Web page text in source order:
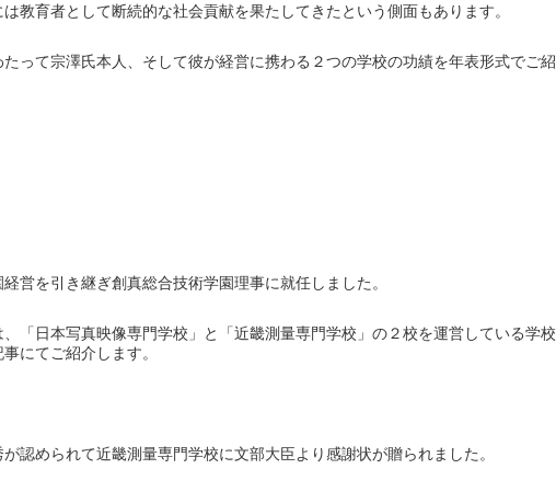
教育者として断続的な社会貢献を果たしてきたという側面もあります。
って宗澤氏本人、そして彼が経営に携わる２つの学校の功績を年表形式でご紹
営を引き継ぎ創真総合技術学園理事に就任しました。
「日本写真映像専門学校」と「近畿測量専門学校」の２校を運営している学校
にてご紹介します。
認められて近畿測量専門学校に文部大臣より感謝状が贈られました。